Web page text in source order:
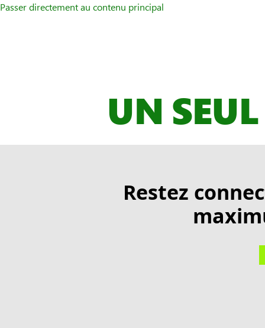
Passer directement au contenu principal
UN
Restez